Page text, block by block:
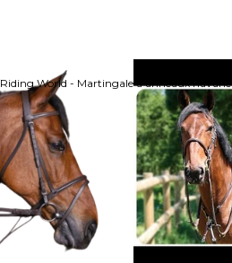
Riding World - Martingale à anneaux havane